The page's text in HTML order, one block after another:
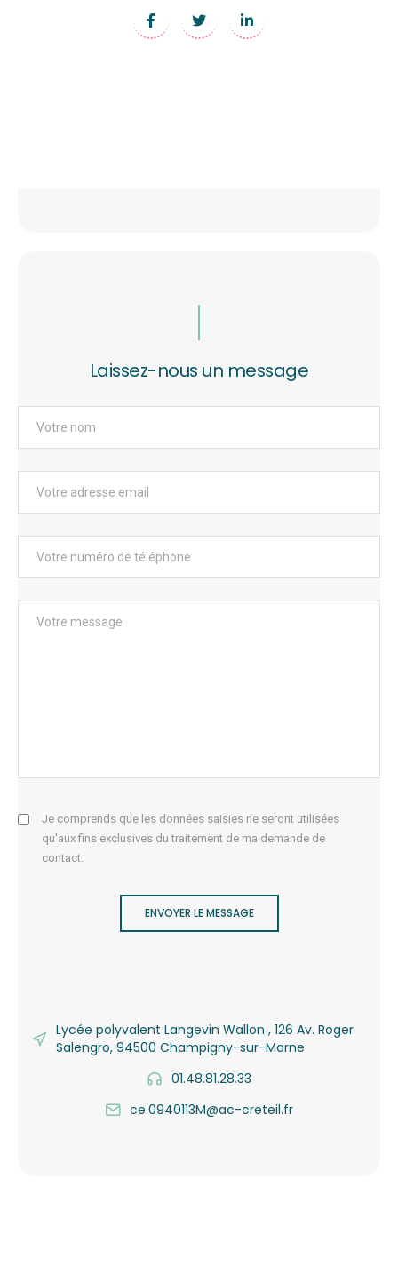
Laissez-nous un message
Je comprends que les données saisies ne seront utilisées
qu'aux fins exclusives du traitement de ma demande de
contact.
ENVOYER LE MESSAGE
Lycée polyvalent Langevin Wallon , 126 Av. Roger
Salengro, 94500 Champigny-sur-Marne
01.48.81.28.33
ce.0940113M@ac-creteil.fr